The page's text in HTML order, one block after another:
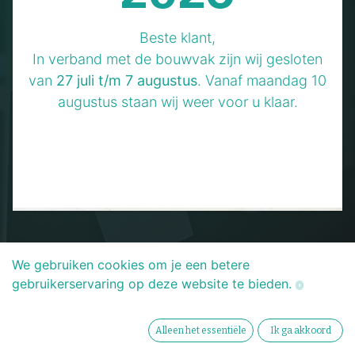
Maak kennis met onze
geavanceerde
Research &
Development-afdeling.
Beste klant,
In verband met de bouwvak zijn wij gesloten
van 27 juli t/m 7 augustus. Vanaf maandag 10
augustus staan wij weer voor u klaar.
We gebruiken cookies om je een betere
gebruikerservaring op deze website te bieden.
Alleen het essentiële Ik ga akkoord